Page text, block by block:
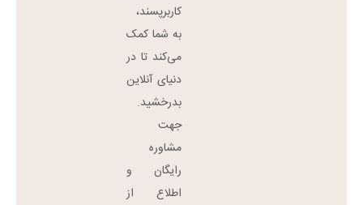
کاربرپسند،
به شما کمک
می‌کند تا در
دنیای آنلاین
بدرخشید.
جهت
مشاوره
رایگان و
اطلاع از